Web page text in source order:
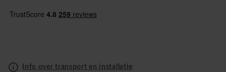
Info over transport en installatie